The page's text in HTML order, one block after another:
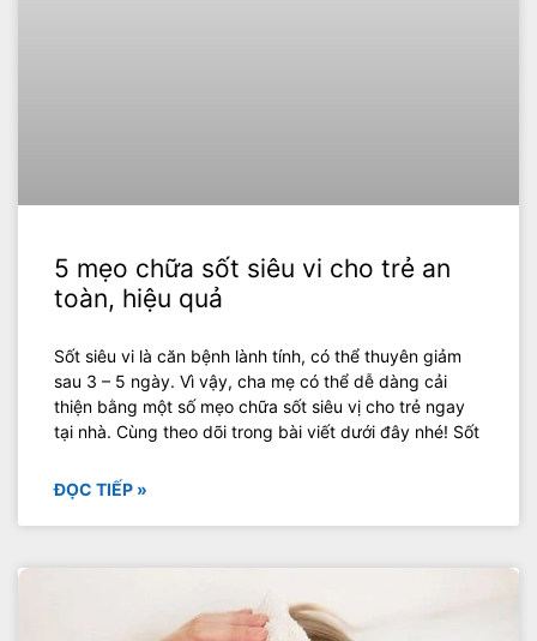
5 mẹo chữa sốt siêu vi cho trẻ an
toàn, hiệu quả
Sốt siêu vi là căn bệnh lành tính, có thể thuyên giảm
sau 3 – 5 ngày. Vì vậy, cha mẹ có thể dễ dàng cải
thiện bằng một số mẹo chữa sốt siêu vị cho trẻ ngay
tại nhà. Cùng theo dõi trong bài viết dưới đây nhé! Sốt
ĐỌC TIẾP »